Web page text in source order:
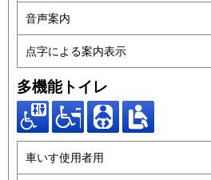
音声案内
点字による案内表示
多機能トイレ
車いす使用者用